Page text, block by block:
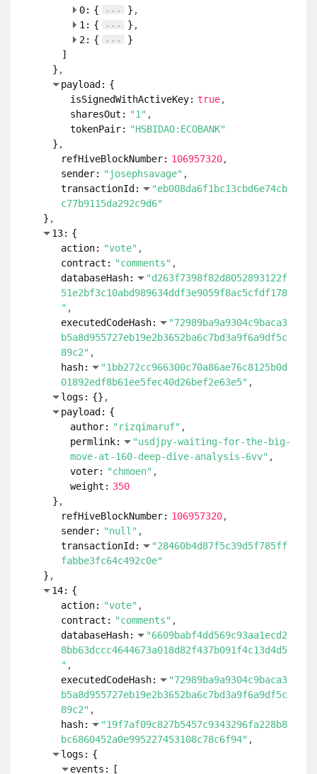
refHiveBlockNumber:
sender:
"null"
transactionId:
f9f923f5cc03fcaad"
11: {
action: "vote"
contract: "comments"
databaseHash:
"7f0bac4dd07d17bf765bcab5
83a90274ff028a42e4ac7bfc1acc6a54cb1b9bb9
"
executedCodeHash:
"72989ba9a9304c9baca3
b5a8d955727eb19e2b3652ba6c7bd3a9f6a9df5c
89c2"
06f706a1f43667eabbc9cae1558aefcd"
logs: {}
payload: {
author: "rizqimaruf"
permlink:
"usdjpy-waiting-for-the-big-
move-at-160-deep-dive-analysis-6vv"
voter: "elevator09"
weight: 350
refHiveBlockNumber: 106957320
sender: "null"
transactionId:
e9eea10c2f322d6dd"
{
action: "removeLiquidity"
contract: "marketpools"
databaseHash:
51e2bf3c10abd989634ddf3e9059f8ac5cfdf178
"
executedCodeHash:
02ecac018cdc65c7e20ebb7fa22158d8d888c8b8
e56e"
774a7290926b245a6e4d990d04fd7005"
logs: {
events: [
0: { ... }
1: { ... }
]
payload:
isSignedWithActiveKey: true
sharesOut: "1"
tokenPair: